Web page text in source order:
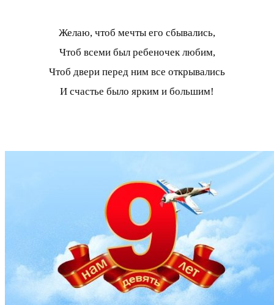
Желаю, чтоб мечты его сбывались,
Чтоб всеми был ребеночек любим,
Чтоб двери перед ним все открывались
И счастье было ярким и большим!